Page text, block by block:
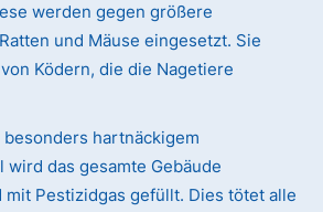
werden gegen größere
und Mäuse eingesetzt. Sie
Ködern, die die Nagetiere
besonders hartnäckigem
wird das gesamte Gebäude
mit Pestizidgas gefüllt. Dies tötet alle